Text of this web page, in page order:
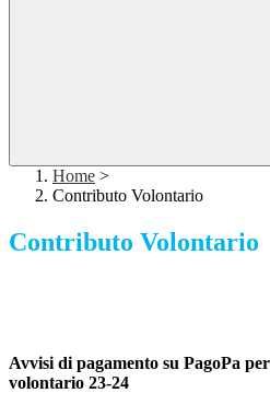
Home >
Contributo Volontario
Contributo Volontario
Avvisi di pagamento su PagoPa
volontario 23-24